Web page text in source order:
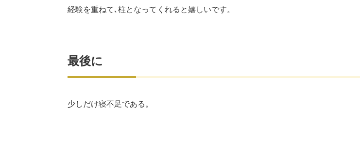
経験を重ねて､柱となってくれると嬉しいです。
最後に
少しだけ寝不足である。